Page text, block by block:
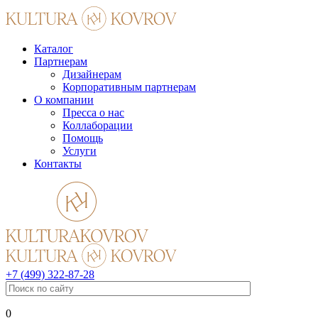
Каталог
Партнерам
Дизайнерам
Корпоративным партнерам
О компании
Пресса о нас
Коллаборации
Помощь
Услуги
Контакты
+7 (499) 322-87-28
0